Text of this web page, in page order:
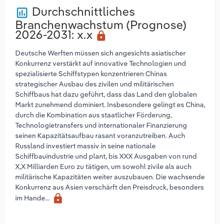
poll Durchschnittliches
Branchenwachstum (Prognose)
2026-2031: x.x lock
Deutsche Werften müssen sich angesichts asiatischer
Konkurrenz verstärkt auf innovative Technologien und
spezialisierte Schiffstypen konzentrieren Chinas
strategischer Ausbau des zivilen und militärischen
Schiffbaus hat dazu geführt, dass das Land den globalen
Markt zunehmend dominiert. Insbesondere gelingt es China,
durch die Kombination aus staatlicher Förderung,
Technologietransfers und internationaler Finanzierung
seinen Kapazitätsaufbau rasant voranzutreiben. Auch
Russland investiert massiv in seine nationale
Schiffbauindustrie und plant, bis XXX Ausgaben von rund
X,X Milliarden Euro zu tätigen, um sowohl zivile als auch
militärische Kapazitäten weiter auszubauen. Die wachsende
Konkurrenz aus Asien verschärft den Preisdruck, besonders
im Hande... lock